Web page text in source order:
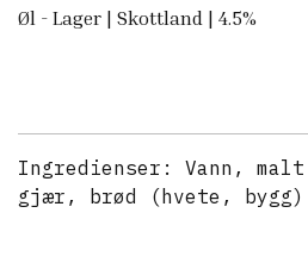
Øl - Lager | Skottland | 4.5%
Ingredienser: Vann,
gjær, brød (hvete,